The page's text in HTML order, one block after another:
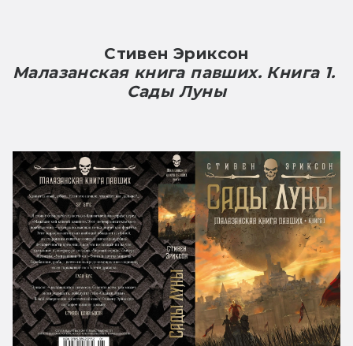
Стивен Эриксон
Малазанская книга павших. Книга 1.
Сады Луны